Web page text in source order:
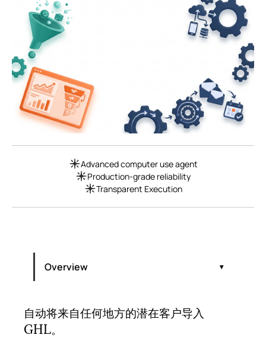
Advanced computer use agent
Production-grade reliability
Transparent Execution
Overview
GoHighLevel 的核心功能有哪些，它们如何
运作？
自动将来自任何地方的潜在客户导入
GHL。